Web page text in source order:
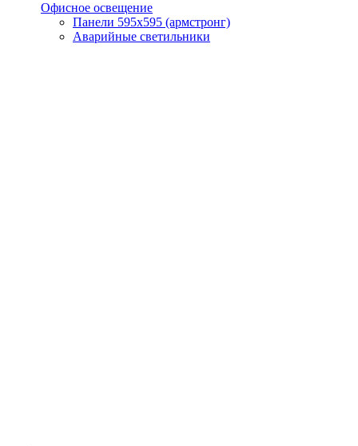
Офисное освещение
Панели 595х595 (армстронг)
Аварийные светильники